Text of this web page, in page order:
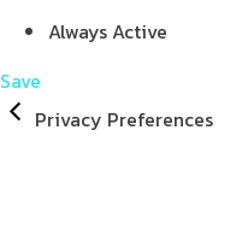
Always Active
Save
Privacy Preferences